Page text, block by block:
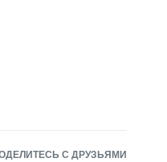
С ДРУЗЬЯМИ